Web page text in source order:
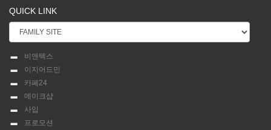
QUICK LINK
비앤텍스
이지어드민
카페24
메이크샵
사입
프로모션